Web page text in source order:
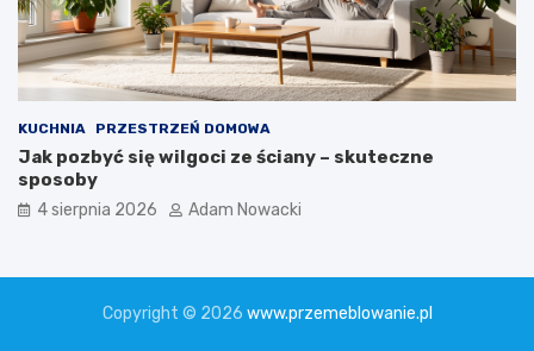
KUCHNIA PRZESTRZEŃ DOMOWA
Jak pozbyć się wilgoci ze ściany – skuteczne
sposoby
4 sierpnia 2026 Adam Nowacki
Copyright © 2026 www.przemeblowanie.pl